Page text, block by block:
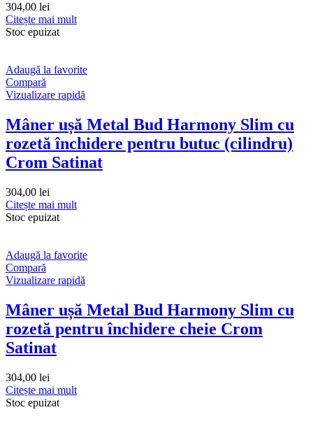
304,00 lei
Citește mai mult
Stoc epuizat
Adaugă la favorite
Compară
Vizualizare rapidă
Mâner ușă Metal Bud Harmony Slim cu
rozetă închidere pentru butuc (cilindru)
Crom Satinat
304,00 lei
Citește mai mult
Stoc epuizat
Adaugă la favorite
Compară
Vizualizare rapidă
Mâner ușă Metal Bud Harmony Slim cu
rozetă pentru închidere cheie Crom
Satinat
304,00 lei
Citește mai mult
Stoc epuizat